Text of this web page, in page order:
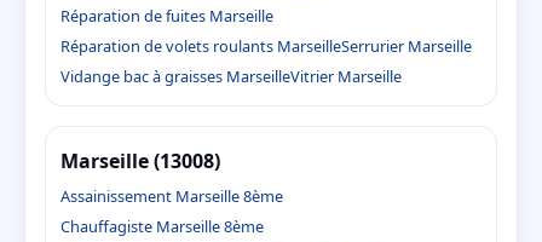
Réparation de fuites Marseille
Réparation de volets roulants MarseilleSerrurier Marseille
Vidange bac à graisses MarseilleVitrier Marseille
Marseille (13008)
Assainissement Marseille 8ème
Chauffagiste Marseille 8ème